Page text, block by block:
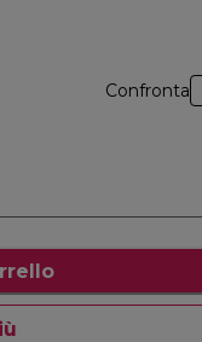
Confronta